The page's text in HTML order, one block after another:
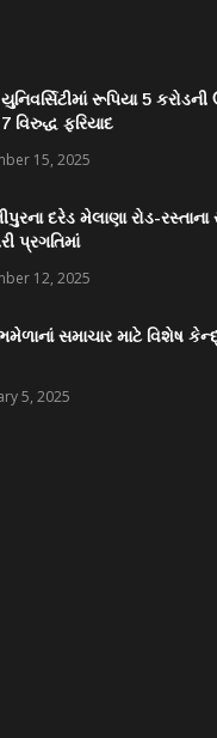
યુનિવર્સિટીમાં રૂપિયા 5
વિરુદ્ધ ફરિયાદ
15, 2025
દરેડ મેલાણા રોડ-રસ્તાના
પ્રગતિમાં
12, 2025
સમાચાર માટે વિશેષ
5, 2025